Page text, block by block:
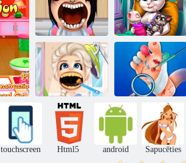
Kļūsti zobārsts
Angela dvīņu
dzimšana
Zobārsta puse Pēdu slimnīca
touchscreen Html5 android Sapucēties